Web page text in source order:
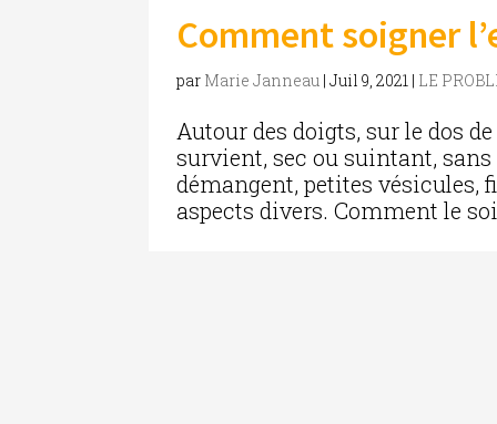
Comment soigner
par Marie Janneau |Juil 9, 2021 | LE
Autour des doigts, sur le dos
survient, sec ou suintant, sans
démangent, petites vésicules,
aspects divers. Comment le